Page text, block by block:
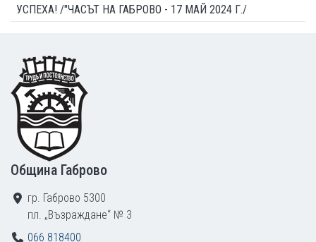
УСПЕХА! /"ЧАСЪТ НА ГАБРОВО - 17 МАЙ 2024 Г./
Footer
Община Габрово
гр. Габрово 5300
пл. „Възраждане“ № 3
066 818400